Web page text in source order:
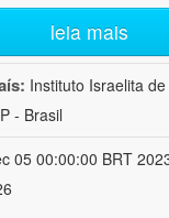
leia mais
Instituto Israelita
- Brasil
05 00:00:00 BRT